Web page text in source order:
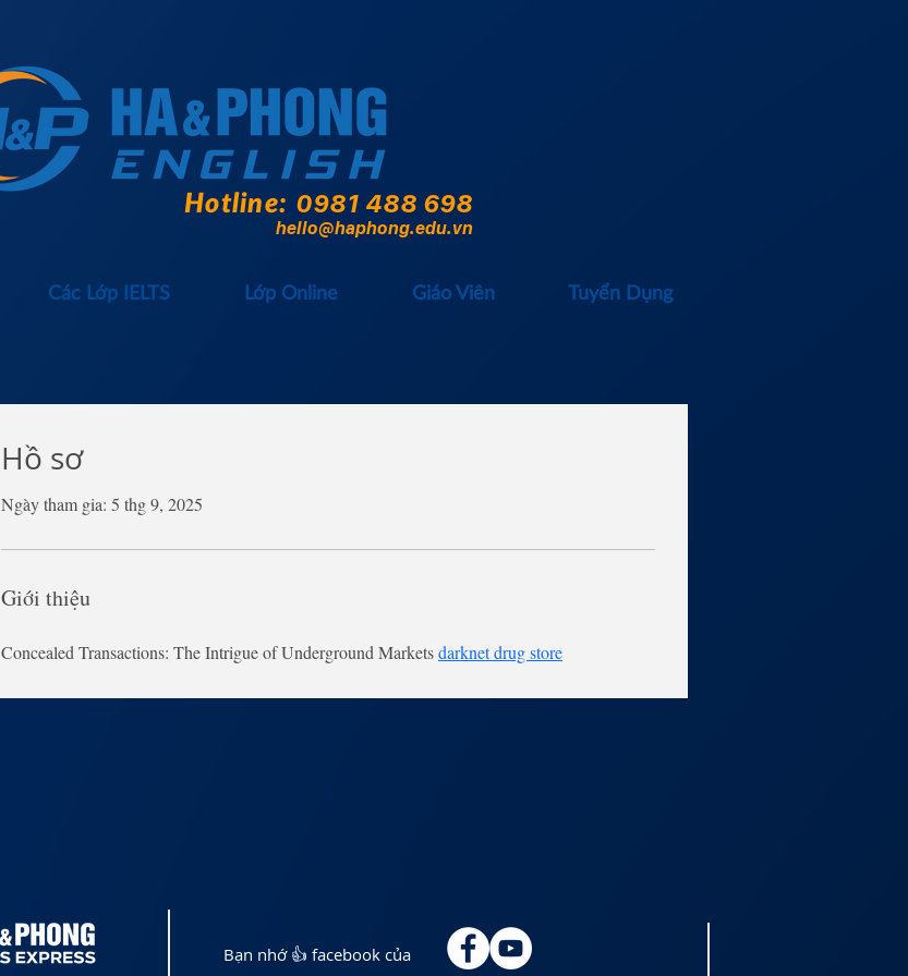
Hotline: 0981 488 698
hello@haphong.edu.vn
Các Lớp IELTS Lớp Online Giáo Viên Tuyển Dụng
Hồ sơ
Ngày tham gia: 5 thg 9, 2025
Giới thiệu
Concealed Transactions: The Intrigue of Underground Markets darknet drug store
Bạn nhớ 👍 facebook của